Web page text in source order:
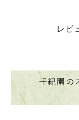
レビ
千紀園の